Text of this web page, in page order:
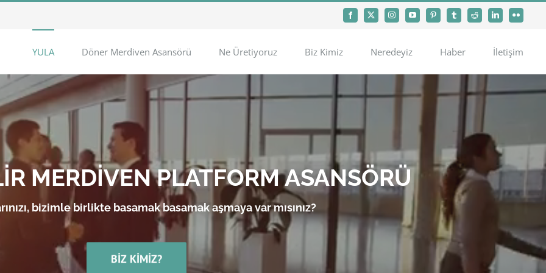
Facebook
X InstagramYouTubePinterestTumblrReddit LinkedInFlickr
YULA Döner Merdiven Asansörü Ne Üretiyoruz Biz Kimiz Neredeyiz Haber İletişim
MERDİVEN PLATFORM ASANSÖRÜ
bizimle birlikte basamak basamak aşmaya var mısınız?
BIZ KIMIZ?